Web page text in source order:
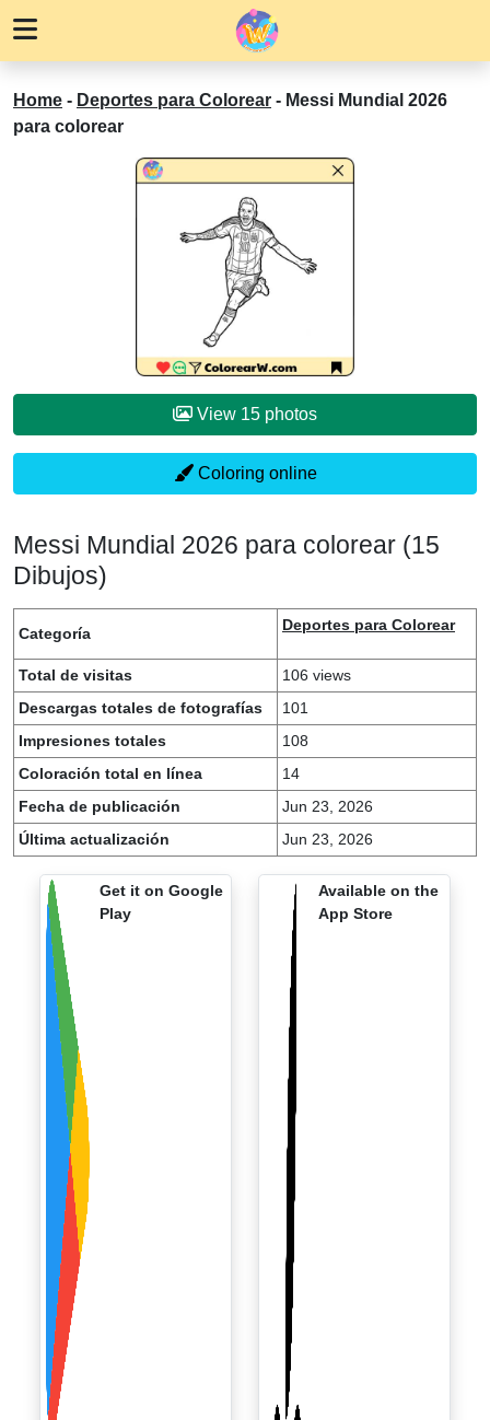
Home - Deportes para Colorear - Messi Mundial 2026
para colorear
View 15 photos
Coloring online
Messi Mundial 2026 para colorear (15
Dibujos)
Categoría Deportes para Colorear
Total de visitas
106 views
Descargas totales de fotografías
101
Impresiones totales
108
Coloración total en línea
14
Fecha de publicación
Jun 23, 2026
Última actualización
Jun 23, 2026
Get it on Google
Play
Available on the
App Store